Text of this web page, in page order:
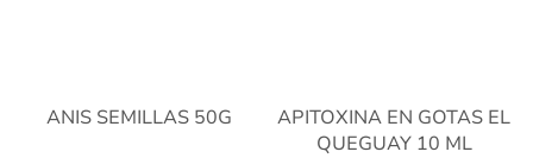
ANIS SEMILLAS 50G
APITOXINA EN GOTAS EL
QUEGUAY 10 ML